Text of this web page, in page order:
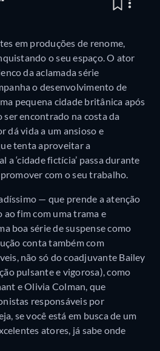
em produções de renome,
o seu espaço. O ator
da aclamada série
o desenvolvimento de
pequena cidade britânica após
encontrado na costa da
dá vida a um ansioso e
tenta aproveitar a
a ‘cidade fictícia’ passa durante
com o seu trabalho.
— que prende a atenção
fim com uma trama e
boa série de suspense como
conta também com
não só do coadjuvante Bailey
pulsante e vigorosa), como
e Olivia Colman, que
responsáveis por
se você está em busca de um
atores, já sabe onde